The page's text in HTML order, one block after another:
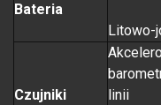
Bateria
Litowo-
Czujniki
linii